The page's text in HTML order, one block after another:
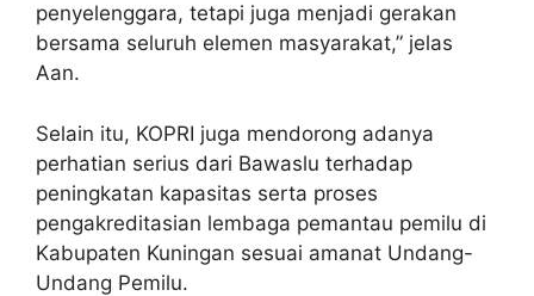
penyelenggara, tetapi juga menjadi gerakan
bersama seluruh elemen masyarakat,” jelas
Aan.
Selain itu, KOPRI juga mendorong adanya
perhatian serius dari Bawaslu terhadap
peningkatan kapasitas serta proses
pengakreditasian lembaga pemantau pemilu di
Kabupaten Kuningan sesuai amanat Undang-
Undang Pemilu.